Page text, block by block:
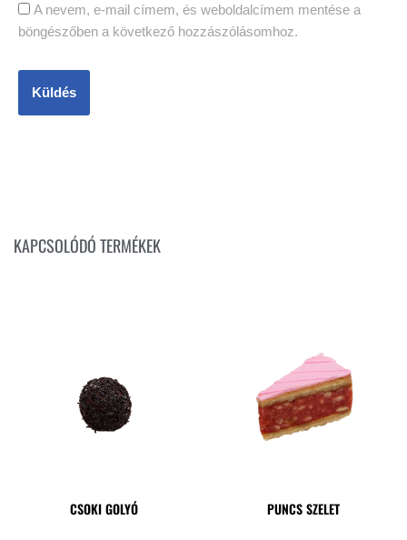
A nevem, e-mail címem, és weboldalcímem mentése a
böngészőben a következő hozzászólásomhoz.
KAPCSOLÓDÓ TERMÉKEK
CSOKI GOLYÓ PUNCS SZELET